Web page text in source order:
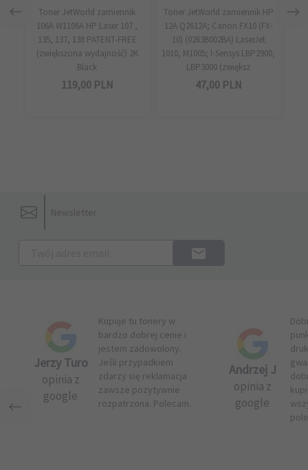
Toner JetWorld zamiennik
106A W1106A HP Laser 107 ,
135, 137, 138 PATENT-FREE
(zwiększona wydajność) 2K
Black
119,00 PLN
Toner JetWorld zamiennik HP
12A Q2612A; Canon FX10 (FX-
10) (0263B002BA) LaserJet
1010, M1005; I-Sensys LBP2900,
LBP3000 (zwiększ
47,00 PLN
Newsletter
Jerzy Turo
opinia z
google
Kupuje tu tonery w
bardzo dobrej cenie i
jestem zadowolony.
Jeśli przypadkiem
zdarzy się reklamacja
zawsze pozytywnie
rozpatrzona. Polecam.
Andrzej J
opinia z
google